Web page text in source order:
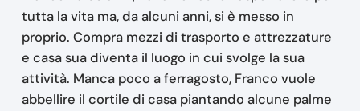
tutta la vita ma, da alcuni anni, si è messo in
proprio. Compra mezzi di trasporto e attrezzature
e casa sua diventa il luogo in cui svolge la sua
attività. Manca poco a ferragosto, Franco vuole
abbellire il cortile di casa piantando alcune palme